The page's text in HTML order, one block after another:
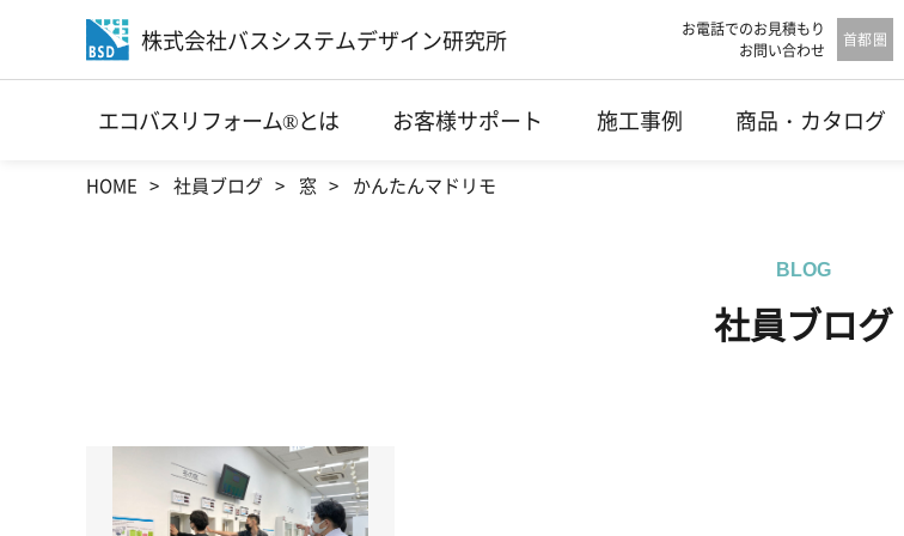
株式会社バスシステムデザイン研究所
エコバスリフォーム®とは お客様サポート 施工事例 商品・カタログ
お電話でのお見積もり
お問い合わせ
首都圏
HOME 社員ブログ 窓 かんたんマドリモ
BLOG
社員ブログ